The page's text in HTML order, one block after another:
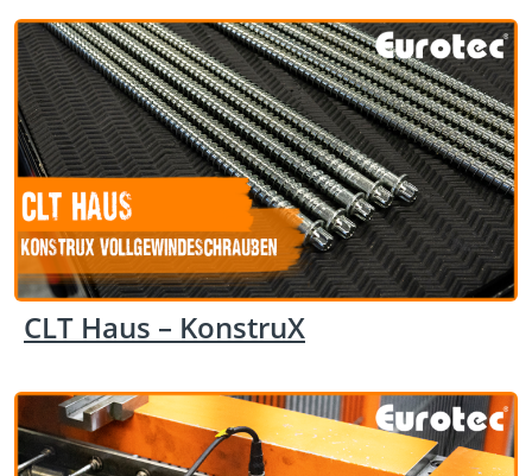
CLT Haus – KonstruX